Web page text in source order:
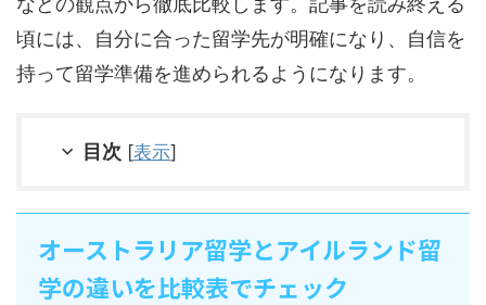
頃には、自分に合った留学先が明確になり、自信を
持って留学準備を進められるようになります。
目次 [表示]
オーストラリア留学とアイルランド留
学の違いを比較表でチェック